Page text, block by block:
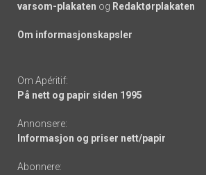
varsom-plakaten og Redaktørplakaten
Om informasjonskapsler
Om Apéritif:
På nett og papir siden 1995
Annonsere:
Informasjon og priser nett/papir
Abonnere: